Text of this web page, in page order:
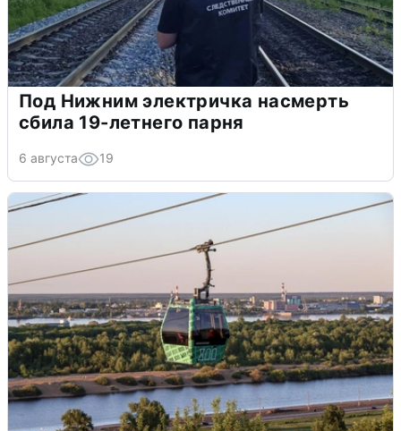
Под Нижним электричка насмерть
сбила 19-летнего парня
6 августа 19